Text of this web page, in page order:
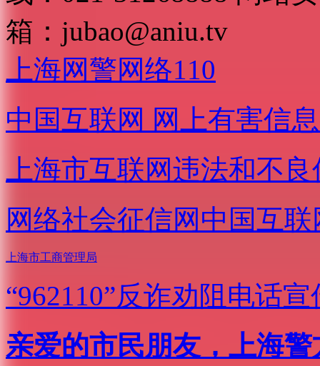
箱： jubao@aniu.tv
上海网警网络110
中国互联网 网上有害信
上海市互联网违法和不
网络社会征信网 中国互
上海市工商管理局
“962110”反诈劝阻电话宣
亲爱的市民朋友，上海